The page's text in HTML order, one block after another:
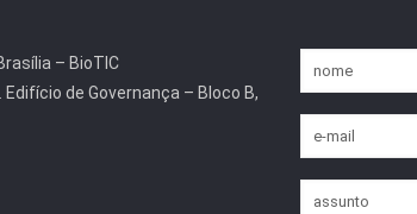
– BioTIC
de Governança – Bloco B,